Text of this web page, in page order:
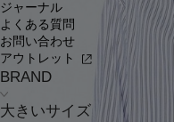
ジャーナル
よくある質問
お問い合わせ
アウトレット
BRAND
大きいサイズ